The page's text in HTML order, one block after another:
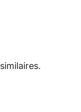
similaires.